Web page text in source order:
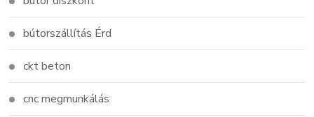
bútorszállítás Érd
ckt beton
cnc megmunkálás